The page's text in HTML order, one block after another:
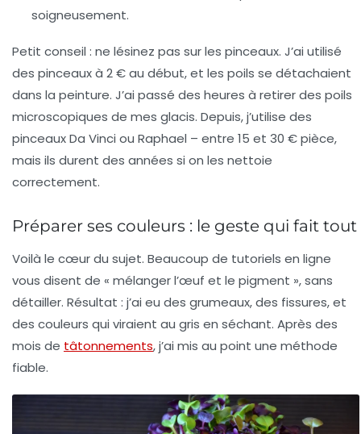
soigneusement.
Petit conseil : ne lésinez pas sur les pinceaux. J’ai utilisé
des pinceaux à 2 € au début, et les poils se détachaient
dans la peinture. J’ai passé des heures à retirer des poils
microscopiques de mes glacis. Depuis, j’utilise des
pinceaux Da Vinci ou Raphael – entre 15 et 30 € pièce,
mais ils durent des années si on les nettoie
correctement.
Préparer ses couleurs : le geste qui fait tout
Voilà le cœur du sujet. Beaucoup de tutoriels en ligne
vous disent de « mélanger l’œuf et le pigment », sans
détailler. Résultat : j’ai eu des grumeaux, des fissures, et
des couleurs qui viraient au gris en séchant. Après des
mois de tâtonnements, j’ai mis au point une méthode
fiable.